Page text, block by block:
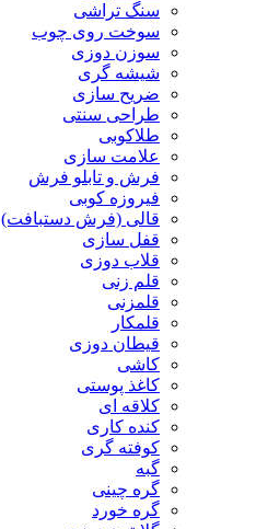
سنگ تراشی
سوخت روی چوب
سوزن دوزی
شیشه گری
ضریح سازی
طراحی سنتی
طلاکوبی
علامت سازی
فرش و تابلو فرش
فیروزه کوبی
قالی (فرش دستبافت)
قفل سازی
قلاب دوزی
قلم زنی
قلمزنی
قلمکار
قیطان دوزی
کاشی
کاغذ پوستی
کلاقه ای
کنده کاری
کوفته گری
گبه
گره چینی
گره خورد